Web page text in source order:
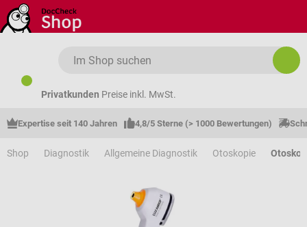
Zum Hauptinhalt springen
Privatkunden Preise inkl. MwSt.
Expertise seit 140 Jahren 4,8/5 Sterne (> 1000 Bewertungen)
Shop Diagnostik Allgemeine Diagnostik Otoskopie